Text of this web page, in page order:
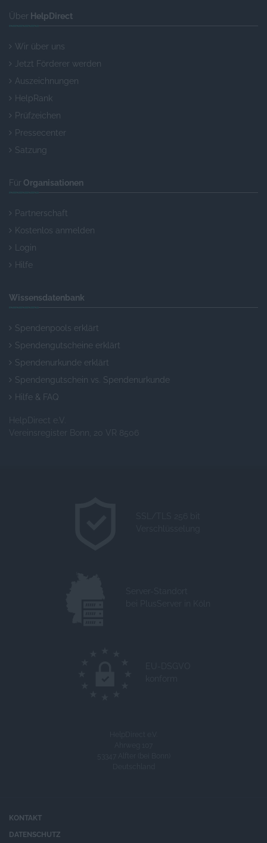
Über HelpDirect
Wir über uns
Jetzt Förderer werden
Auszeichnungen
HelpRank
Prüfzeichen
Pressecenter
Satzung
Für Organisationen
Partnerschaft
Kostenlos anmelden
Login
Hilfe
Wissensdatenbank
Spendenpools erklärt
Spendengutscheine erklärt
Spendenurkunde erklärt
Spendengutschein vs. Spendenurkunde
Hilfe & FAQ
HelpDirect e.V.
Vereinsregister Bonn, 20 VR 8506
KONTAKT
DATENSCHUTZ